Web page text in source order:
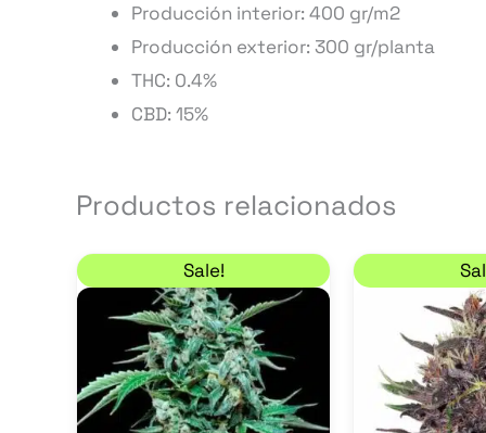
Producción interior: 400 gr/m2
Producción exterior: 300 gr/planta
THC: 0.4%
CBD: 15%
Productos relacionados
Sale!El precio original era: 9,00 €.
El precio actual es: 7,65 €.
Este
producto
múltiples
variantes.